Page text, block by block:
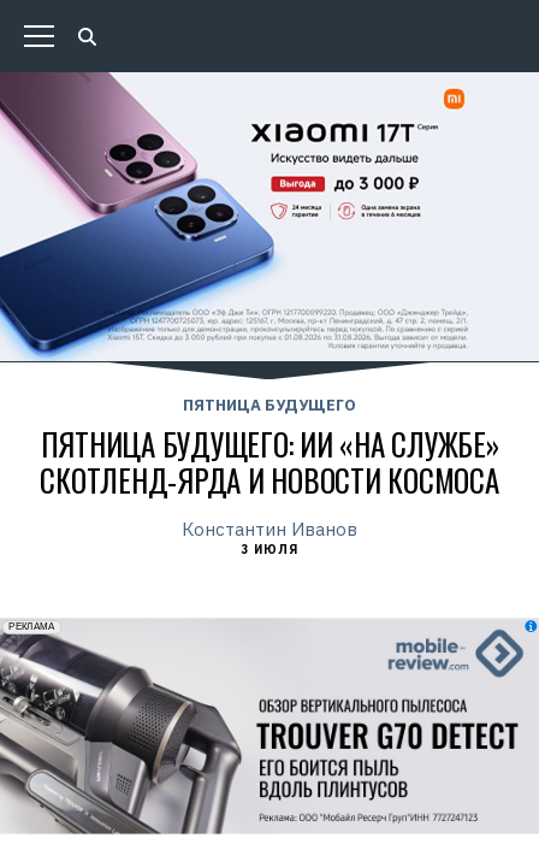
ПЯТНИЦА БУДУЩЕГО
ПЯТНИЦА БУДУЩЕГО: ИИ «НА СЛУЖБЕ»
СКОТЛЕНД-ЯРДА И НОВОСТИ КОСМОСА
Константин Иванов
3 ИЮЛЯ
erid: 2VfnxxmNzs5
РЕКЛАМА